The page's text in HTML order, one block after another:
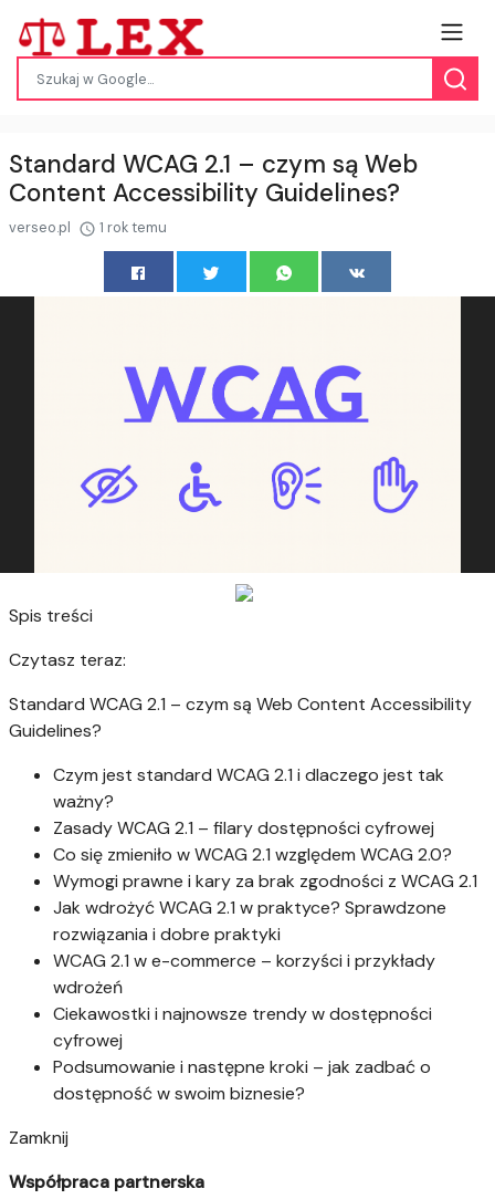
Standard WCAG 2.1 – czym są Web
Content Accessibility Guidelines?
verseo.pl 1 rok temu
Spis treści
Czytasz teraz:
Standard WCAG 2.1 – czym są Web Content Accessibility
Guidelines?
Czym jest standard WCAG 2.1 i dlaczego jest tak
ważny?
Zasady WCAG 2.1 – filary dostępności cyfrowej
Co się zmieniło w WCAG 2.1 względem WCAG 2.0?
Wymogi prawne i kary za brak zgodności z WCAG 2.1
Jak wdrożyć WCAG 2.1 w praktyce? Sprawdzone
rozwiązania i dobre praktyki
WCAG 2.1 w e-commerce – korzyści i przykłady
wdrożeń
Ciekawostki i najnowsze trendy w dostępności
cyfrowej
Podsumowanie i następne kroki – jak zadbać o
dostępność w swoim biznesie?
Zamknij
Współpraca partnerska